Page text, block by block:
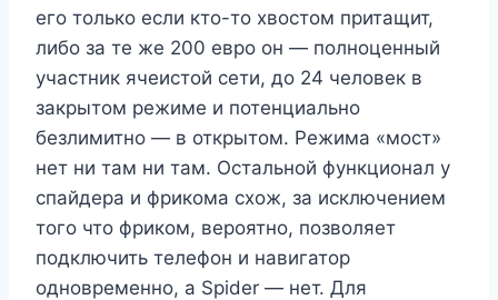
его только если кто-то хвостом притащит,
либо за те же 200 евро он — полноценный
участник ячеистой сети, до 24 человек в
закрытом режиме и потенциально
безлимитно — в открытом. Режима «мост»
нет ни там ни там. Остальной функционал у
спайдера и фрикома схож, за исключением
того что фриком, вероятно, позволяет
подключить телефон и навигатор
одновременно, а Spider — нет. Для